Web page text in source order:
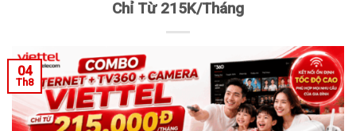
Chỉ Từ 215K/Tháng
04
Th8